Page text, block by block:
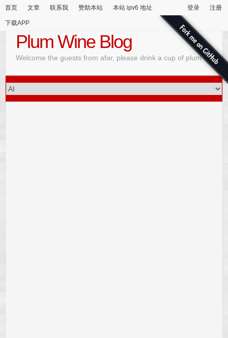
首页 文章 联系我 赞助本站 本站 ipv6 地址
下载APP
登录 注册
Plum Wine Blog
Welcome the guests from afar, please drink a cup of plum wine